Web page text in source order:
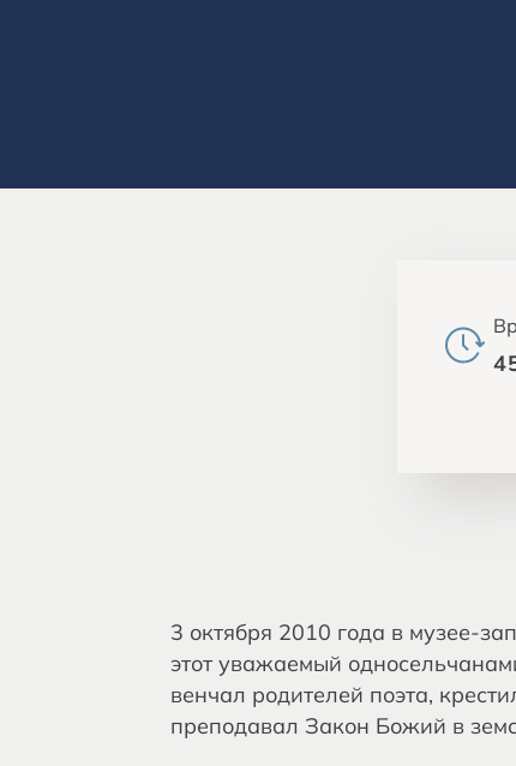
3 октября 2010 года в музее-
этот уважаемый
венчал родителей поэта,
преподавал Закон Божий в